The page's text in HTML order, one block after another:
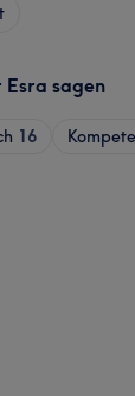
Esra sagen
16